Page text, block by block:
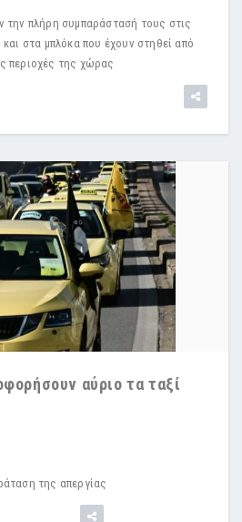
την πλήρη συμπαράστασή τους στις
και στα μπλόκα που έχουν στηθεί από
περιοχές της χώρας
αύριο τα ταξί
της απεργίας